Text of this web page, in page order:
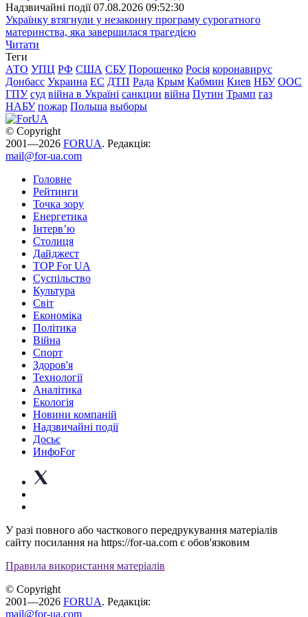
Надзвичайні події 07.08.2026 09:52:30
Українку втягнули у незаконну програму сурогатного
материнства, яка завершилася трагедією
Читати
Теги
АТО УПЦ РФ США СБУ Порошенко Росія коронавирус
Донбасс Украина ЕС ДТП Рада Крым Кабмин Киев НБУ ООС
ГПУ суд війна в Україні санкции війна Путин Трамп газ
НАБУ пожар Польша выборы
© Copyright
2001—2026 FORUA. Редакція:
mail@for-ua.com
Головне
Рейтинги
Точка зору
Енергетика
Інтерв’ю
Столиця
Дайджест
TOP For UA
Суспiльство
Культура
Світ
Економіка
Політика
Війна
Спорт
Здоров'я
Технології
Аналітика
Екологія
Новини компаній
Надзвичайні події
Досьє
ИнфоFor
У разі повного або часткового передрукування матеріалів
сайту посилання на https://for-ua.com є обов'язковим
Правила використання матеріалів
© Copyright
2001—2026 FORUA. Редакція:
mail@for-ua.com